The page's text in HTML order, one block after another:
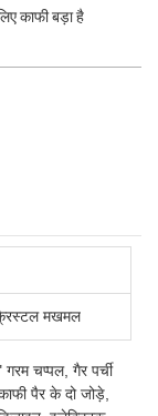
काफी बड़ा है
मखमल
चप्पल, गैर पर्ची
पैर के दो जोड़े,